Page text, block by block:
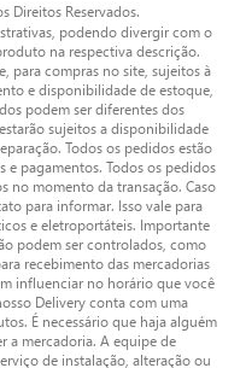
Direitos Reservados.
podendo divergir com o
na respectiva descrição.
para compras no site, sujeitos à
e disponibilidade de estoque,
podem ser diferentes dos
sujeitos a disponibilidade
Todos os pedidos estão
e pagamentos. Todos os pedidos
no momento da transação. Caso
para informar. Isso vale para
e eletroportáteis. Importante
podem ser controlados, como
recebimento das mercadorias
influenciar no horário que você
Delivery conta com uma
É necessário que haja alguém
a mercadoria. A equipe de
de instalação, alteração ou